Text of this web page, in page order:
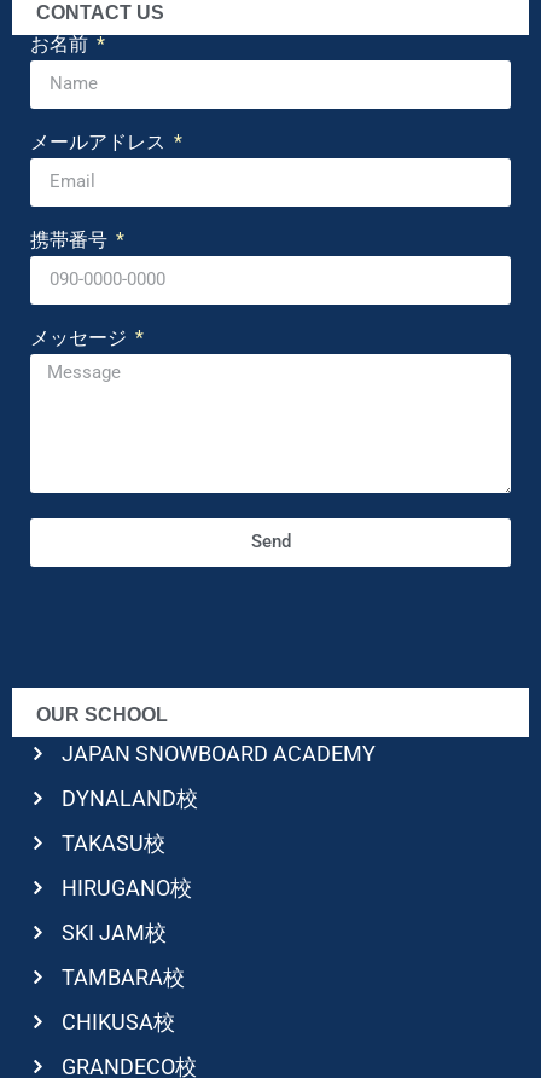
CONTACT US
お名前
メールアドレス
携帯番号
メッセージ
Send
OUR SCHOOL
JAPAN SNOWBOARD ACADEMY
DYNALAND校
TAKASU校
HIRUGANO校
SKI JAM校
TAMBARA校
CHIKUSA校
GRANDECO校